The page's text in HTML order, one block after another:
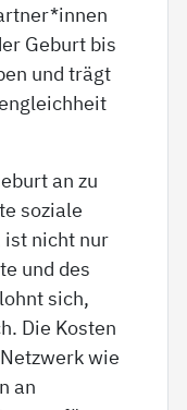
Geburt bis
und trägt
an zu
soziale
ist nicht nur
und des
sich,
Die Kosten
wie
an